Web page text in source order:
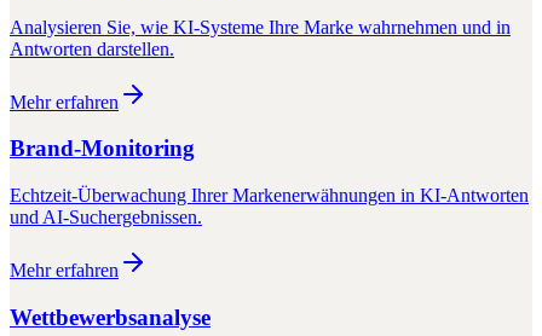
Analysieren Sie, wie KI-Systeme Ihre Marke wahrnehmen und in
Antworten darstellen.
Mehr erfahren
Brand-Monitoring
Echtzeit-Überwachung Ihrer Markenerwähnungen in KI-Antworten
und AI-Suchergebnissen.
Mehr erfahren
Wettbewerbsanalyse